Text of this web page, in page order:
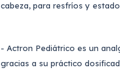
cabeza, para resfríos y
- Actron Pediátrico es un
gracias a su práctico